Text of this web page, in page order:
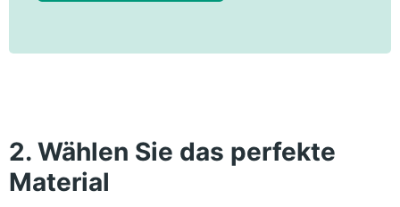
2. Wählen Sie das perfekte
Material